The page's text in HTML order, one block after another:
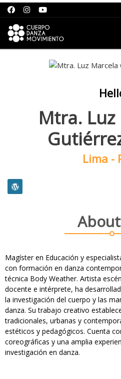
Saltar al contenido
Mtra.
Lima -
Magíster en Educación y
con formación en danza
técnica Body Weather. Artista
docente e intérprete, ha
la investigación del cuerpo y las
danza. Su trabajo creativo
tradicionales, urbanas y
estéticos y pedagógicos. Cuenta
coreográficas y una amplia
investigación en danza.